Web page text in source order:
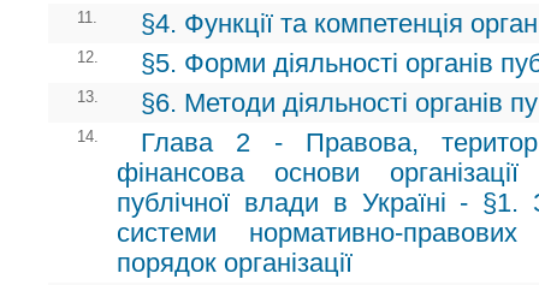
11. §4. Функції та компетенція
12. §5. Форми діяльності органів
13. §6. Методи діяльності органів
14.
Глава 2 - Правова,
фінансова основи
публічної влади в Україні - §1.
системи нормативно-
порядок організації